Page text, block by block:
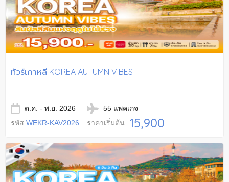
ทัวร์เกาหลี KOREA AUTUMN VIBES
ต.ค. - พ.ย. 2026
55 แพคเกจ
รหัส WEKR-KAV2026 ราคาเริ่มต้น 15,900